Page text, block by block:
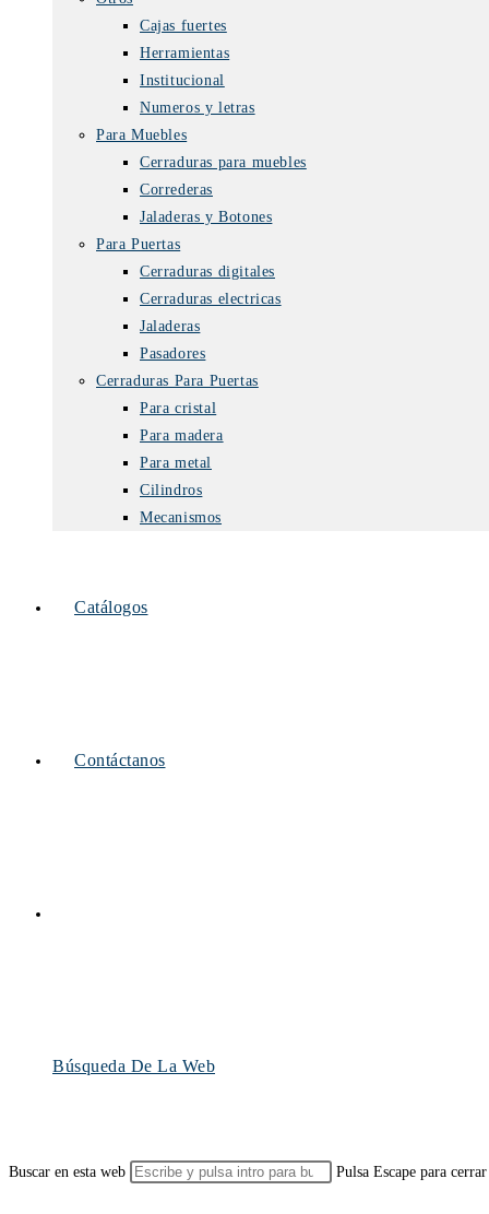
Cajas fuertes
Herramientas
Institucional
Numeros y letras
Para Muebles
Cerraduras para muebles
Correderas
Jaladeras y Botones
Para Puertas
Cerraduras digitales
Cerraduras electricas
Jaladeras
Pasadores
Cerraduras Para Puertas
Para cristal
Para madera
Para metal
Cilindros
Mecanismos
Catálogos
Contáctanos
Búsqueda De La Web
Buscar en esta web Pulsa Escape para